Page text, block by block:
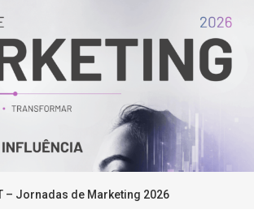
– Jornadas de Marketing 2026